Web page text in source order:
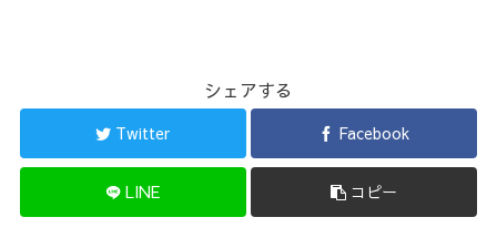
シェアする
Twitter Facebook
LINE コピー